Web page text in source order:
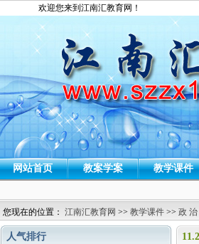
欢迎您来到江南汇教育网！
网站首页 教案学案 教学课件
您现在的位置： 江南汇教育网 >> 教学课件 >> 政 治
人气排行